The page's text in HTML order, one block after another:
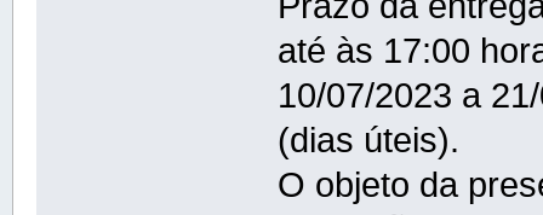
até às 17:00
10/07/2023 a
(dias úteis).
O objeto da